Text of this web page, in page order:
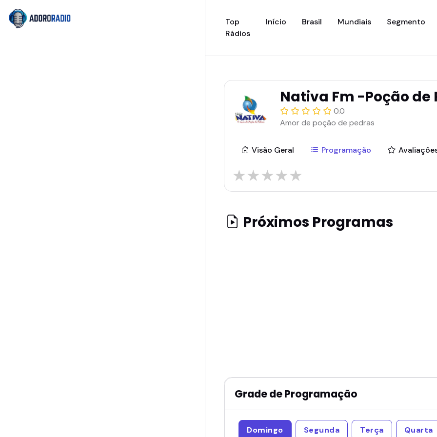
Top
Rádios
Início(current)
Brasil Mundiais Segmento
Nativa Fm -Poção de
0.0
Amor de poção de pedras
Visão Geral Programação
★★★★★
Próximos Programas
Grade de Programação
Domingo Segunda Terça Quarta